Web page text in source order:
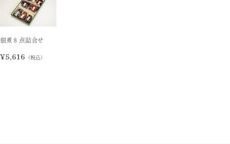
佃煮８点詰合せ
¥5,616 （税込）